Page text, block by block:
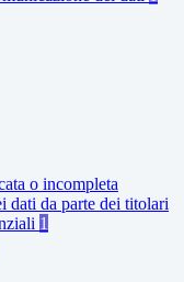
o incompleta
dati da parte dei titolari
1